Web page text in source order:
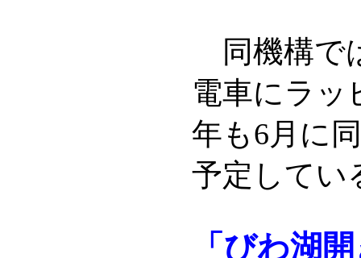
同機構で
電車にラッ
年も6月に
予定してい
「びわ湖